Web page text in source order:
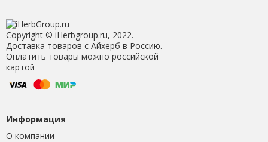
Copyright © iHerbgroup.ru, 2022.
Доставка товаров с Айхерб в Россию.
Оплатить товары можно российской
картой
Информация
О компании